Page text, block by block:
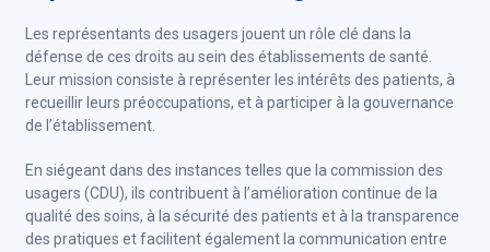
Les représentants des usagers jouent un rôle clé dans la
défense de ces droits au sein des établissements de santé.
Leur mission consiste à représenter les intérêts des patients, à
recueillir leurs préoccupations, et à participer à la gouvernance
de l’établissement.
En siégeant dans des instances telles que la commission des
usagers (CDU), ils contribuent à l’amélioration continue de la
qualité des soins, à la sécurité des patients et à la transparence
des pratiques et facilitent également la communication entre